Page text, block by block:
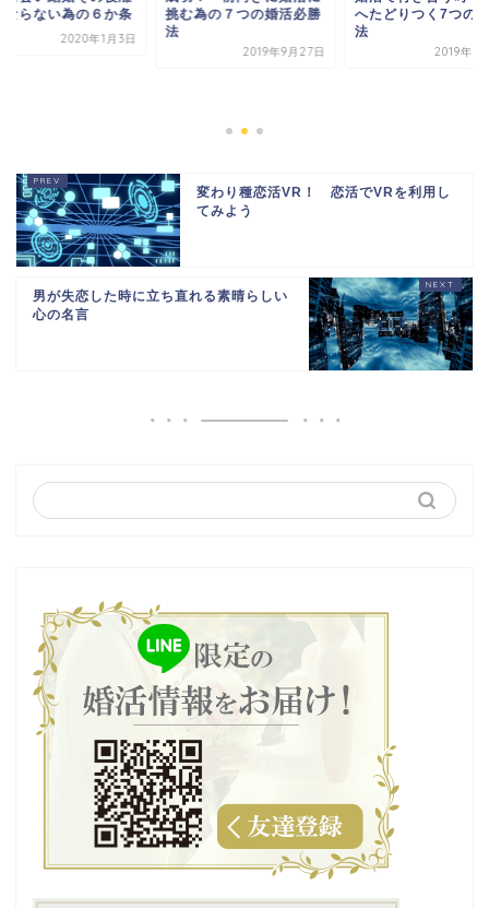
為の７つの婚活必勝
へたどりつく7つの解消
法
2019年10月5日
婚活出会い結婚その
変わり種恋活VR！ 恋活でVRを利用し
てみよう
男が失恋した時に立ち直れる素晴らしい
心の名言